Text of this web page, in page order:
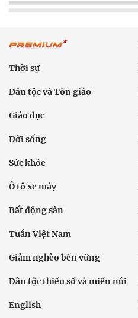
Thời sự
Dân tộc và Tôn giáo
Giáo dục
Đời sống
Sức khỏe
Ô tô xe máy
Bất động sản
Tuần Việt Nam
Giảm nghèo bền vững
Dân tộc thiểu số và miền núi
English